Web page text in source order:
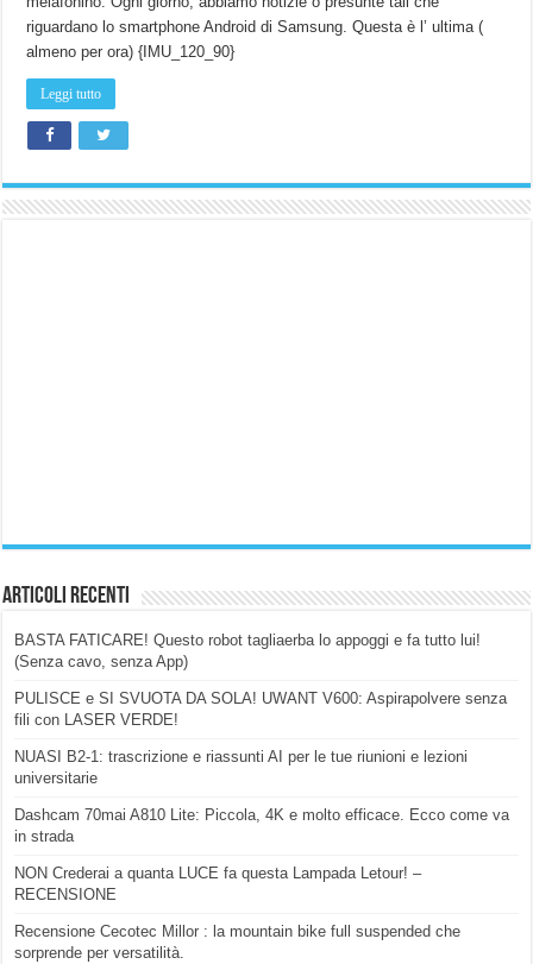
riguardano lo smartphone Android di Samsung. Questa è l’ ultima (
almeno per ora) {IMU_120_90}
Leggi tutto
Articoli Recenti
BASTA FATICARE! Questo robot tagliaerba lo appoggi e fa tutto lui!
(Senza cavo, senza App)
PULISCE e SI SVUOTA DA SOLA! UWANT V600: Aspirapolvere senza
fili con LASER VERDE!
NUASI B2-1: trascrizione e riassunti AI per le tue riunioni e lezioni
universitarie
Dashcam 70mai A810 Lite: Piccola, 4K e molto efficace. Ecco come va
in strada
NON Crederai a quanta LUCE fa questa Lampada Letour! –
RECENSIONE
Recensione Cecotec Millor : la mountain bike full suspended che
sorprende per versatilità.